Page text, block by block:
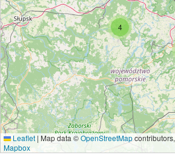
4
Leaflet | Map data ©OpenStreetMapcontributors,
Mapbox